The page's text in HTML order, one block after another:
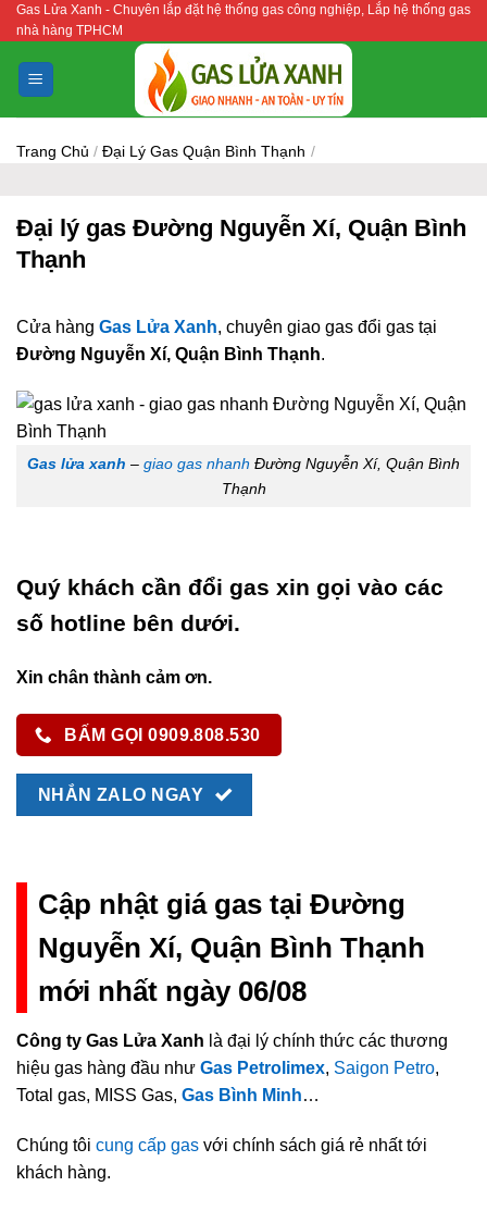
Bỏ
qua
nội
dung
Gas Lửa Xanh - Chuyên lắp đặt hệ thống gas công nghiệp, Lắp hệ thống gas
nhà hàng TPHCM
Trang Chủ / Đại Lý Gas Quận Bình Thạnh /
Đại lý gas Đường Nguyễn Xí, Quận Bình
Thạnh
Cửa hàng Gas Lửa Xanh, chuyên giao gas đổi gas tại
Đường Nguyễn Xí, Quận Bình Thạnh.
Gas lửa xanh – giao gas nhanh Đường Nguyễn Xí, Quận Bình
Thạnh
Quý khách cần đổi gas xin gọi vào các
số hotline bên dưới.
Xin chân thành cảm ơn.
BẤM GỌI 0909.808.530
NHẮN ZALO NGAY
Cập nhật giá gas tại Đường
Nguyễn Xí, Quận Bình Thạnh
mới nhất ngày 06/08
Công ty Gas Lửa Xanh là đại lý chính thức các thương
hiệu gas hàng đầu như Gas Petrolimex, Saigon Petro,
Total gas, MISS Gas, Gas Bình Minh…
Chúng tôi cung cấp gas với chính sách giá rẻ nhất tới
khách hàng.